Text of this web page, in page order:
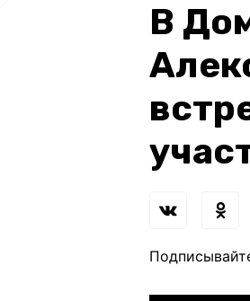
В